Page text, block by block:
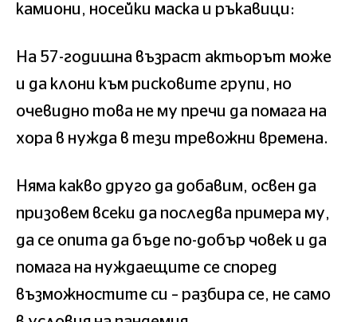
камиони, носейки маска и ръкавици:
На 57-годишна възраст актьорът може
и да клони към рисковите групи, но
очевидно това не му пречи да помага на
хора в нужда в тези тревожни времена.
Няма какво друго да добавим, освен да
призовем всеки да последва примера му,
да се опита да бъде по-добър човек и да
помага на нуждаещите се според
възможностите си – разбира се, не само